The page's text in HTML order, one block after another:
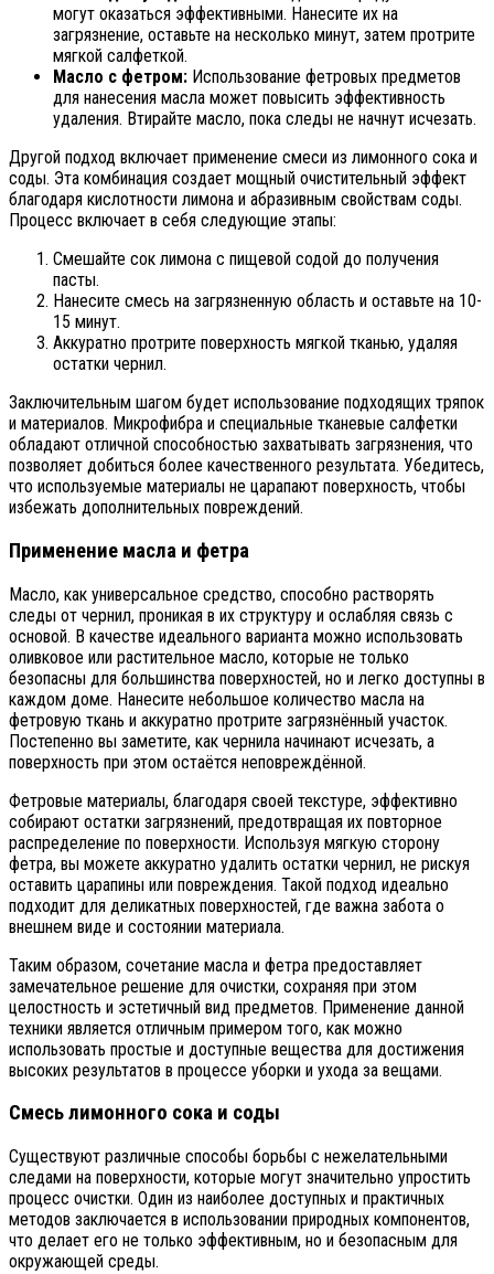
могут оказаться эффективными. Нанесите их на
загрязнение, оставьте на несколько минут, затем протрите
мягкой салфеткой.
Масло с фетром: Использование фетровых предметов
для нанесения масла может повысить эффективность
удаления. Втирайте масло, пока следы не начнут исчезать.
Другой подход включает применение смеси из лимонного сока и
соды. Эта комбинация создает мощный очистительный эффект
благодаря кислотности лимона и абразивным свойствам соды.
Процесс включает в себя следующие этапы:
Смешайте сок лимона с пищевой содой до получения
пасты.
Нанесите смесь на загрязненную область и оставьте на 10-
15 минут.
Аккуратно протрите поверхность мягкой тканью, удаляя
остатки чернил.
Заключительным шагом будет использование подходящих тряпок
и материалов. Микрофибра и специальные тканевые салфетки
обладают отличной способностью захватывать загрязнения, что
позволяет добиться более качественного результата. Убедитесь,
что используемые материалы не царапают поверхность, чтобы
избежать дополнительных повреждений.
Применение масла и фетра
Масло, как универсальное средство, способно растворять
следы от чернил, проникая в их структуру и ослабляя связь с
основой. В качестве идеального варианта можно использовать
оливковое или растительное масло, которые не только
безопасны для большинства поверхностей, но и легко доступны в
каждом доме. Нанесите небольшое количество масла на
фетровую ткань и аккуратно протрите загрязнённый участок.
Постепенно вы заметите, как чернила начинают исчезать, а
поверхность при этом остаётся неповреждённой.
Фетровые материалы, благодаря своей текстуре, эффективно
собирают остатки загрязнений, предотвращая их повторное
распределение по поверхности. Используя мягкую сторону
фетра, вы можете аккуратно удалить остатки чернил, не рискуя
оставить царапины или повреждения. Такой подход идеально
подходит для деликатных поверхностей, где важна забота о
внешнем виде и состоянии материала.
Таким образом, сочетание масла и фетра предоставляет
замечательное решение для очистки, сохраняя при этом
целостность и эстетичный вид предметов. Применение данной
техники является отличным примером того, как можно
использовать простые и доступные вещества для достижения
высоких результатов в процессе уборки и ухода за вещами.
Смесь лимонного сока и соды
Существуют различные способы борьбы с нежелательными
следами на поверхности, которые могут значительно упростить
процесс очистки. Один из наиболее доступных и практичных
методов заключается в использовании природных компонентов,
что делает его не только эффективным, но и безопасным для
окружающей среды.